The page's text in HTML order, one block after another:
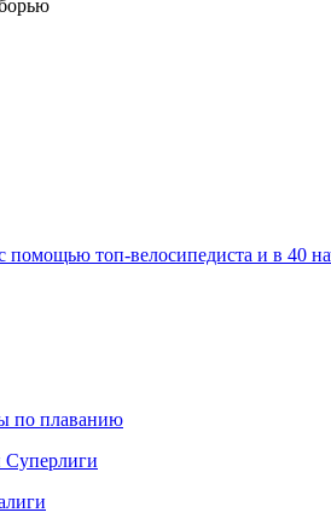
топ-велосипедиста и в 40
по плаванию
Суперлиги